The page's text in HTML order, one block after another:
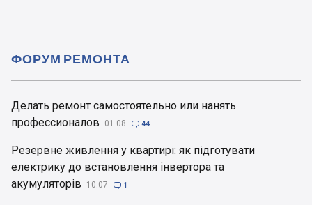
Делать ремонт самостоятельно или нанять
профессионалов
01.08  44
Резервне живлення у квартирі: як підготувати
електрику до встановлення інвертора та
акумуляторів
10.07  1
ФОРУМ РЕМОНТА